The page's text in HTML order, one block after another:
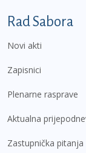
Podnožje
Rad Sabora
Novi akti
Zapisnici
Plenarne rasprave
Aktualna
Zastupnička pitanja